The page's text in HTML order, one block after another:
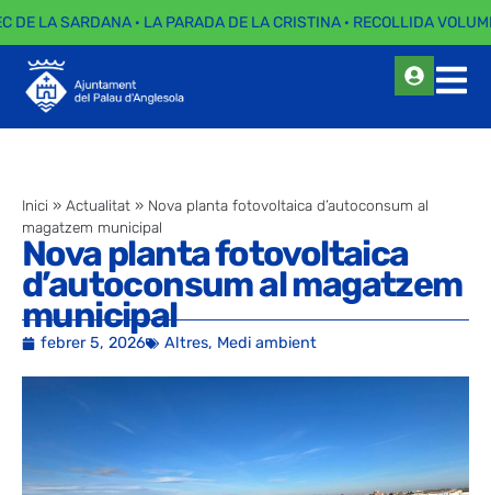
DE LA SARDANA · LA PARADA DE LA CRISTINA · RECOLLIDA
Inici » Actualitat » Nova planta fotovoltaica d’autoconsum al
magatzem municipal
Nova planta fotovoltaica
d’autoconsum al magatzem
municipal
febrer 5, 2026 Altres, Medi ambient